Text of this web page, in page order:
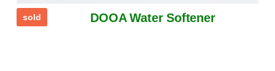
sold DOOA Water Softener